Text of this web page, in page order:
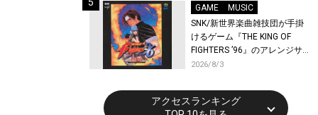
GAME
MUSIC
SNK/新世界楽曲雑技団が手掛
けるゲーム『THE KING OF
FIGHTERS ’96』のアレンジサ
ウンドトラックが配信開始！
2026/8/3
アクセスランキング